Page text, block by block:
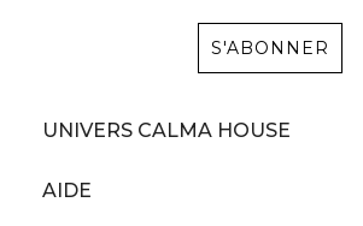
S'ABONNER
UNIVERS CALMA HOUSE
AIDE